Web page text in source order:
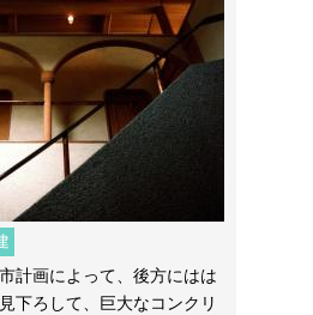
計画によって、後方にはは
下ろして、巨大なコンクリ